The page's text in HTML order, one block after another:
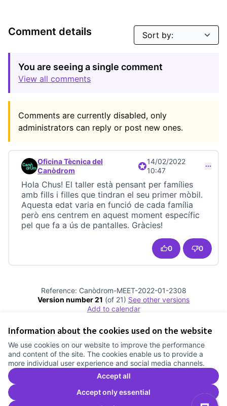
Information about the cookies used on the website
We use cookies on our website to improve the performance
and content of the site. The cookies enable us to provide a
more individual user experience and social media channels.
Accept all
Accept only essential
Comment details
You are seeing a single comment
View all comments
Comments are currently disabled, only
administrators can reply or post new ones.
Comment 22799 (reply to comment 22798)
Oficina Tècnica del
Canòdrom
Official participant
14/02/2022
10:47
Hola Chus! El taller està pensant per famílies
amb fills i filles que tindran el seu primer mòbil.
Aquesta edat varia en funció de cada família
però ens centrem en aquest moment específic
pel que fa a ús de pantalles. Gràcies!
0 0
Reference: Canòdrom-MEET-2022-01-2308
Version number 21 (of 21)
see other versions
Add to calendar
Cookie settings
Comunitat Canòdrom at Facebook
(External link)
Comunitat Canòdrom at Instagram
(External link)
Comunitat Canòdrom at YouTube
(External link)
English
Triar la llengua Elegir el idiomaChoose language